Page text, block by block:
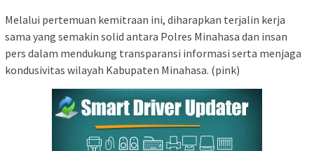
Melalui pertemuan kemitraan ini, diharapkan terjalin kerja
sama yang semakin solid antara Polres Minahasa dan insan
pers dalam mendukung transparansi informasi serta menjaga
kondusivitas wilayah Kabupaten Minahasa. (pink)